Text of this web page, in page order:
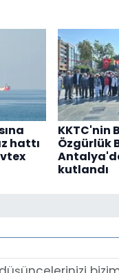
hattı
KKTC'nin
Özgürlük
kutlandı